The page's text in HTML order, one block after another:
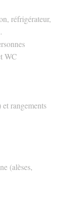
réfrigérateur,
WC
rangements
(alèses,